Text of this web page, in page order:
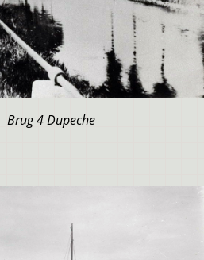
Brug 4 Dupeche